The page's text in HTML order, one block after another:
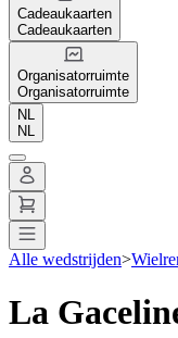
Cadeaukaarten
Cadeaukaarten
Organisatorruimte
Organisatorruimte
NL
NL
Alle wedstrijden>
La